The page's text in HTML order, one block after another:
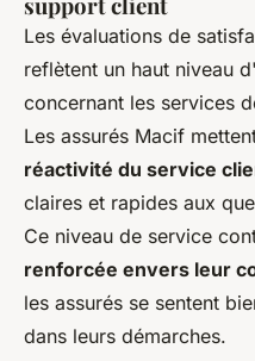
Les évaluations de
reflètent un haut niveau
concernant les services
Les assurés Macif
réactivité du service
claires et rapides aux
Ce niveau de service
renforcée envers leur
les assurés se sentent
dans leurs démarches.